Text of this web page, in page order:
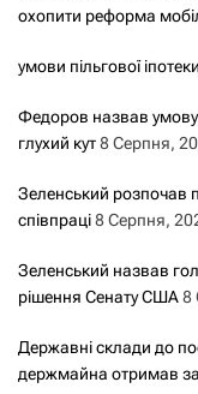
охопити реформа
умови пільгової
Федоров назвав умову,
глухий кут8 Серпня,
Зеленський розпочав
співпраці8 Серпня,
Зеленський назвав
рішення Сенату США8
Державні склади до
держмайна отримав